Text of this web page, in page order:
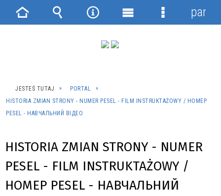
JESTEŚ TUTAJ
PORTAL
HISTORIA ZMIAN STRONY - NUMER PESEL - FILM INSTRUKTAŻOWY / НОМЕР
PESEL - НАВЧАЛЬНИЙ ВІДЕО
HISTORIA ZMIAN STRONY - NUMER
PESEL - FILM INSTRUKTAŻOWY /
НОМЕР PESEL - НАВЧАЛЬНИЙ
Strona Wyszukiwarka
NarzędziaMenu
Menu
panel